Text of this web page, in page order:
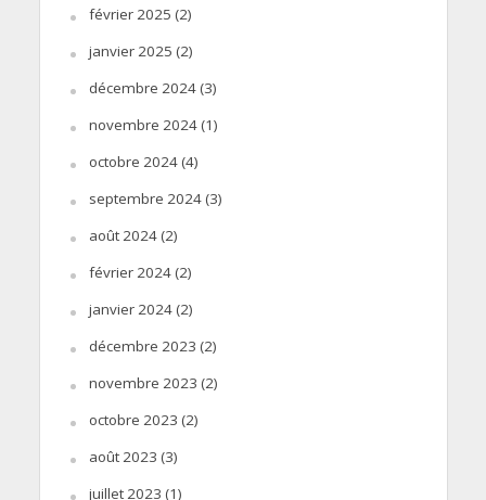
février 2025 (2)
janvier 2025 (2)
décembre 2024(3)
novembre 2024(1)
octobre 2024(4)
septembre 2024(3)
août 2024(2)
février 2024(2)
janvier 2024(2)
décembre 2023 (2)
novembre 2023 (2)
octobre 2023 (2)
août 2023 (3)
juillet 2023 (1)